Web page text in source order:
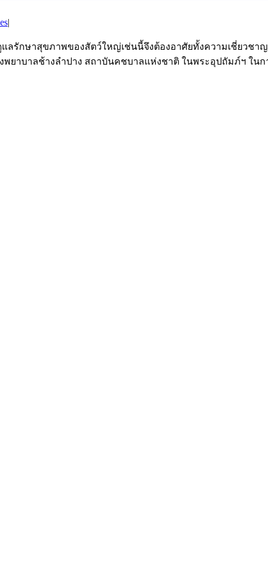
|
กษาสุขภาพของสัตว์ใหญ่เช่นนี้จึงต้องอาศัยทั้งความเชี่ยวชาญ
ยาบาลช้างลำปาง สถาบันคชบาลแห่งชาติ ในพระอุปถัมภ์ฯ ในก